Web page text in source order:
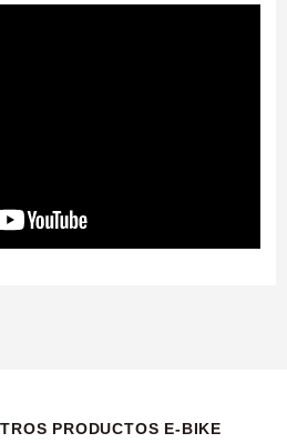
PRODUCTOS E-BIKE